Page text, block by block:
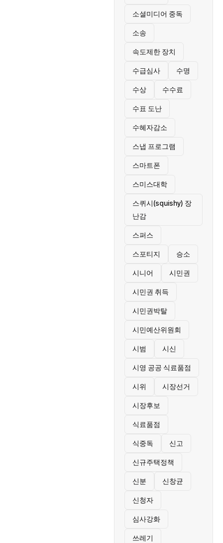
소셜미디어 중독
소송
속도제한 장치
수급심사 수명
수상 수수료
수표 도난
수혜자감소
스냅 프로그램
스마트폰
스미스대학
스퀴시(squishy) 장
난감
스퍼스
스포티지 승소
시니어 시민권
시민권 취득
시민권박탈
시민예산위원회
시범 시신
시영 공공 식료품점
시위 시장선거
시장후보
식료품점
식중독 신고
신규주택정책
신분 신창균
신청자
심사강화
쓰레기